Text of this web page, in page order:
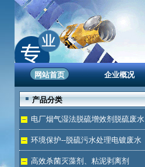
网站首页 企业概况
产品分类
电厂烟气湿法脱硫增效剂脱硫废水
处理环境保护--脱硫污水处理电镀废水
达标高效杀菌灭藻剂、粘泥剥离剂